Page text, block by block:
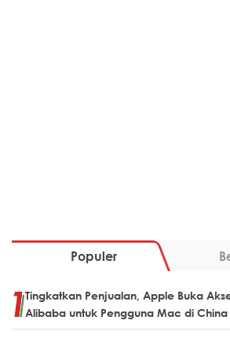
Populer
Tingkatkan Penjualan, Apple Buka
Alibaba untuk Pengguna Mac di China